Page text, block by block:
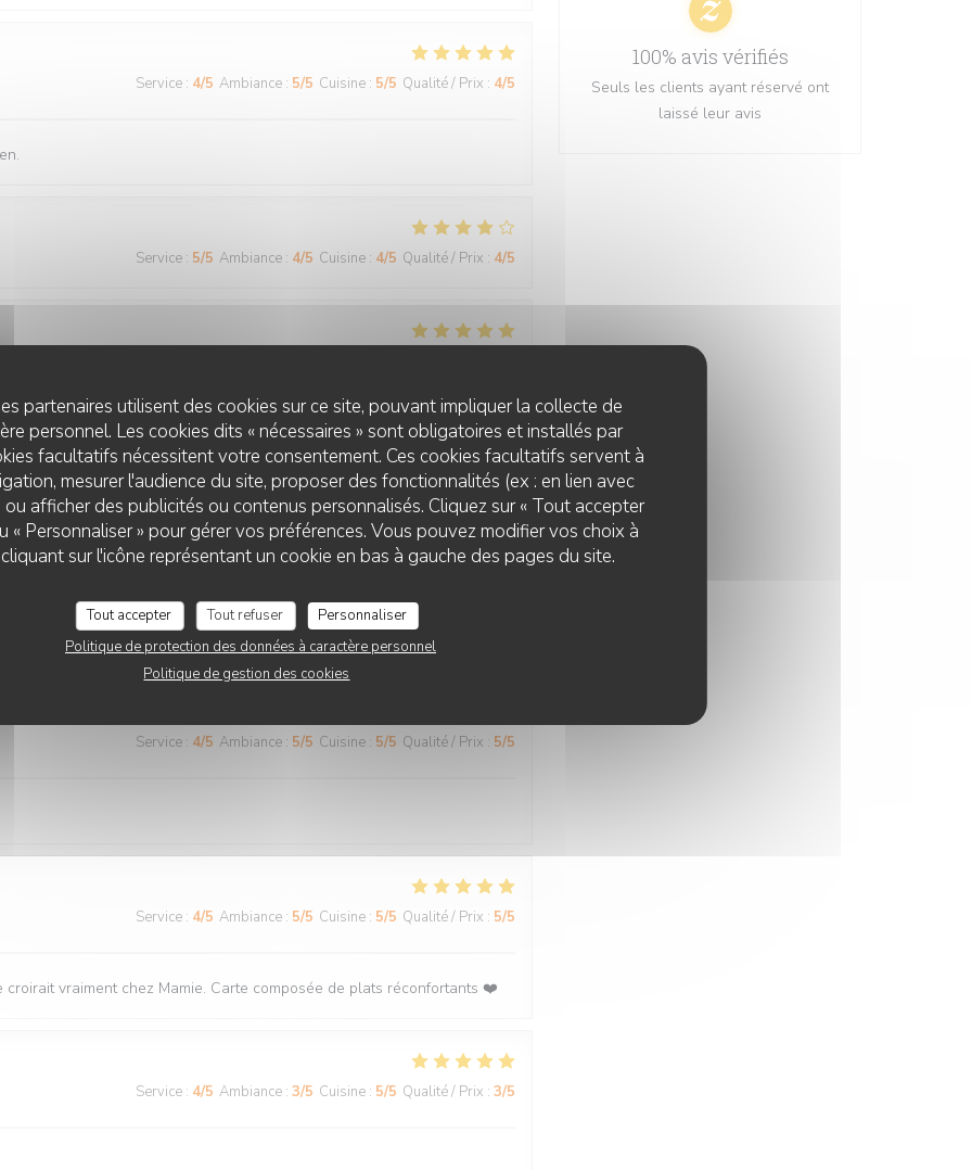
partenaires utilisent des cookies sur ce site, pouvant impliquer la collecte de
personnel. Les cookies dits « nécessaires » sont obligatoires et installés par
facultatifs nécessitent votre consentement. Ces cookies facultatifs servent à
mesurer l'audience du site, proposer des fonctionnalités (ex : en lien avec
afficher des publicités ou contenus personnalisés. Cliquez sur « Tout accepter
« Personnaliser » pour gérer vos préférences. Vous pouvez modifier vos choix à
sur l'icône représentant un cookie en bas à gauche des pages du site.
Tout accepter Tout refuser
Personnaliser
Politique de protection des données à caractère personnel
Politique de gestion des cookies
Service : 4/5 Ambiance : 5/5 Cuisine : 5/5 Qualité / Prix : 4/5
Service : 5/5 Ambiance : 4/5 Cuisine : 4/5 Qualité / Prix : 4/5
Service: 5 /5 Ambiance: 5/5 Cuisine : 5 /5 Qualité / Prix : 4/5
Service :5/5 Ambiance:5/5 Cuisine: 5/5 Qualité / Prix:5 /5
Service : 4/5 Ambiance : 5/5 Cuisine : 5/5 Qualité / Prix : 5/5
Service : 4/5 Ambiance : 5/5 Cuisine : 5/5 Qualité / Prix : 5/5
vraiment chez Mamie. Carte composée de plats réconfortants ❤️
Service : 4/5 Ambiance : 3/5 Cuisine : 5/5 Qualité / Prix : 3/5
100% avis vérifiés
Seuls les clients ayant réservé ont
laissé leur avis
CHEZ GRAND-MÈRE